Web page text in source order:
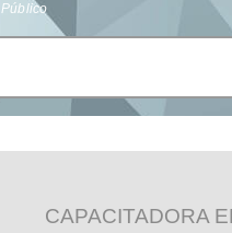
Público
CAPACITADORA